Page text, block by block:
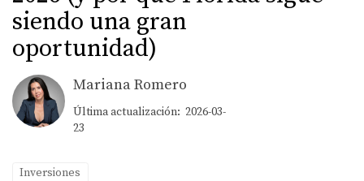
siendo una gran
oportunidad)
Mariana Romero
Última actualización: 2026-03-
23
Inversiones